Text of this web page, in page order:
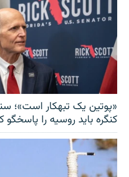
«پوتین یک تبهکار است»؛
کنگره باید روسیه را پاسخگو